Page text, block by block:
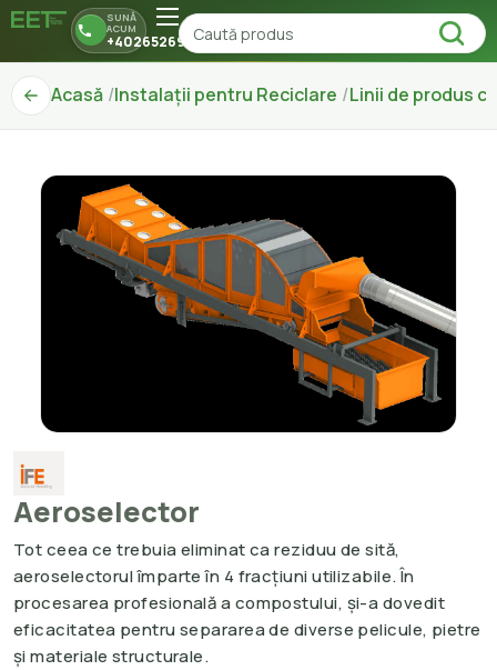
SUNĂ
ACUM
+40265269150
Acasă Instalații pentru Reciclare Linii de produs
Aeroselector
Tot ceea ce trebuia eliminat ca reziduu de sită,
aeroselectorul împarte în 4 fracțiuni utilizabile. În
procesarea profesională a compostului, și-a dovedit
eficacitatea pentru separarea de diverse pelicule, pietre
și materiale structurale.